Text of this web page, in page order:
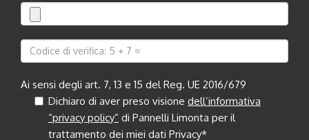
Ai sensi degli art. 7, 13 e 15 del Reg. UE 2016/679
Dichiaro di aver preso visione dell’informativa
“privacy policy” di Pannelli Limonta per il
trattamento dei miei dati Privacy*